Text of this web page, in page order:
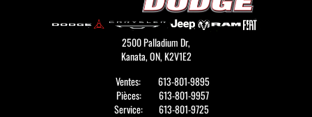
2500 Palladium Dr,
Kanata,ON, K2V1E2
Ventes:
613-801-9895
Pièces:
613-801-9957
Service:
613-801-9725